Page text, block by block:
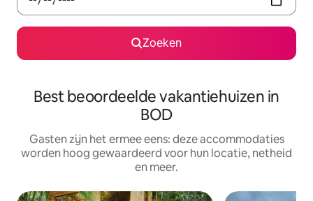
Zoeken
Best beoordeelde vakantiehuizen in
BOD
Gasten zijn het ermee eens: deze accommodaties
worden hoog gewaardeerd voor hun locatie, netheid
en meer.